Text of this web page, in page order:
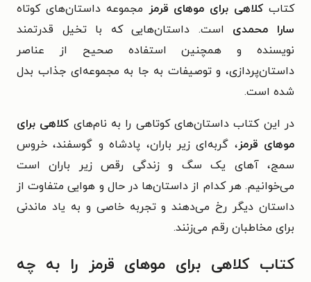
کتاب کلاهی برای موهای قرمز مجموعه داستان‌های کوتاه
سارا محمدی است. داستان‌هایی که با تخیل قدرتمند
نویسنده و همچنین استفاده صحیح از عناصر
داستان‌پردازی، و توصیفات به جا به مجموعه‌ای جذاب بدل
شده است.
در این کتاب داستان‌های کوتاهی را به نام‌های کلاهی برای
موهای قرمز، گربه‌ای زیر باران، پادشاه و گوسفند، خروس
سمج، آهای یک سگ و زندگی رقص زیر باران است
می‌خوانیم. هر کدام از داستان‌ها در حال و هوایی متفاوت از
داستان دیگر رخ می‌دهند و تجربه خاصی و به یاد ماندنی
برای مخاطبان رقم می‌زنند.
کتاب کلاهی برای موهای قرمز را به چه